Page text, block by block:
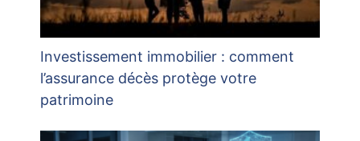
Investissement immobilier : comment
l’assurance décès protège votre
patrimoine